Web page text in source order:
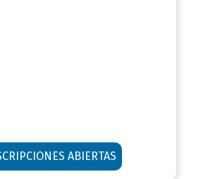
ABIERTAS